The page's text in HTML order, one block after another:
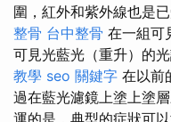
圍，紅外和紫外線也是已
整骨 台中整骨 在一組可
可見光藍光（重升）的光
教學 seo 關鍵字 在以前
過在藍光濾鏡上塗上塗
運的是，典型的症狀可